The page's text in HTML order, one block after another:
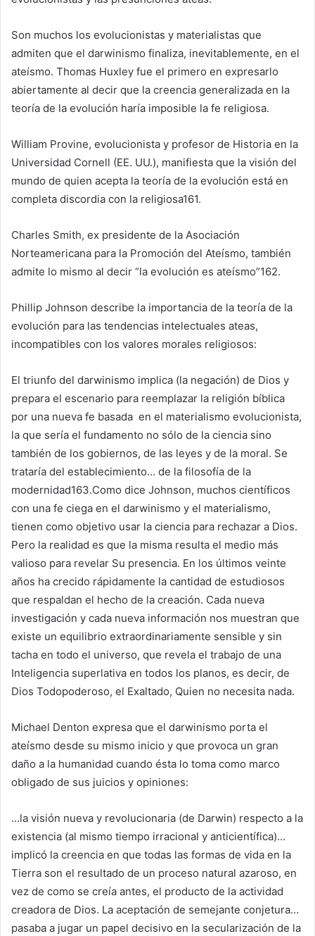
Son muchos los evolucionistas y materialistas que
admiten que el darwinismo finaliza, inevitablemente, en el
ateísmo. Thomas Huxley fue el primero en expresarlo
abiertamente al decir que la creencia generalizada en la
teoría de la evolución haría imposible la fe religiosa.
William Provine, evolucionista y profesor de Historia en la
Universidad Cornell (EE. UU.), manifiesta que la visión del
mundo de quien acepta la teoría de la evolución está en
completa discordia con la religiosa161.
Charles Smith, ex presidente de la Asociación
Norteamericana para la Promoción del Ateísmo, también
admite lo mismo al decir “la evolución es ateísmo”162.
Phillip Johnson describe la importancia de la teoría de la
evolución para las tendencias intelectuales ateas,
incompatibles con los valores morales religiosos:
El triunfo del darwinismo implica (la negación) de Dios y
prepara el escenario para reemplazar la religión bíblica
por una nueva fe basada en el materialismo evolucionista,
la que sería el fundamento no sólo de la ciencia sino
también de los gobiernos, de las leyes y de la moral. Se
trataría del establecimiento… de la filosofía de la
modernidad163.Como dice Johnson, muchos científicos
con una fe ciega en el darwinismo y el materialismo,
tienen como objetivo usar la ciencia para rechazar a Dios.
Pero la realidad es que la misma resulta el medio más
valioso para revelar Su presencia. En los últimos veinte
años ha crecido rápidamente la cantidad de estudiosos
que respaldan el hecho de la creación. Cada nueva
investigación y cada nueva información nos muestran que
existe un equilibrio extraordinariamente sensible y sin
tacha en todo el universo, que revela el trabajo de una
Inteligencia superlativa en todos los planos, es decir, de
Dios Todopoderoso, el Exaltado, Quien no necesita nada.
Michael Denton expresa que el darwinismo porta el
ateísmo desde su mismo inicio y que provoca un gran
daño a la humanidad cuando ésta lo toma como marco
obligado de sus juicios y opiniones:
…la visión nueva y revolucionaria (de Darwin) respecto a la
existencia (al mismo tiempo irracional y anticientífica)…
implicó la creencia en que todas las formas de vida en la
Tierra son el resultado de un proceso natural azaroso, en
vez de como se creía antes, el producto de la actividad
creadora de Dios. La aceptación de semejante conjetura…
pasaba a jugar un papel decisivo en la secularización de la